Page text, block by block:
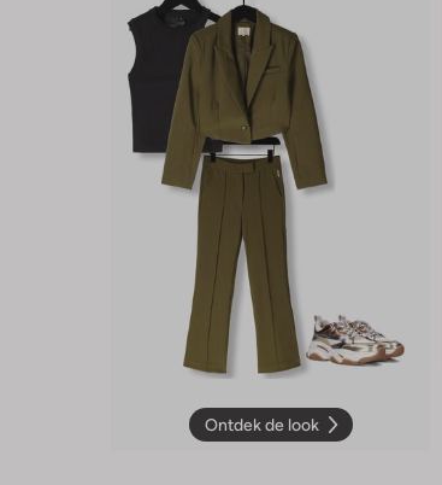
Ontdek de look